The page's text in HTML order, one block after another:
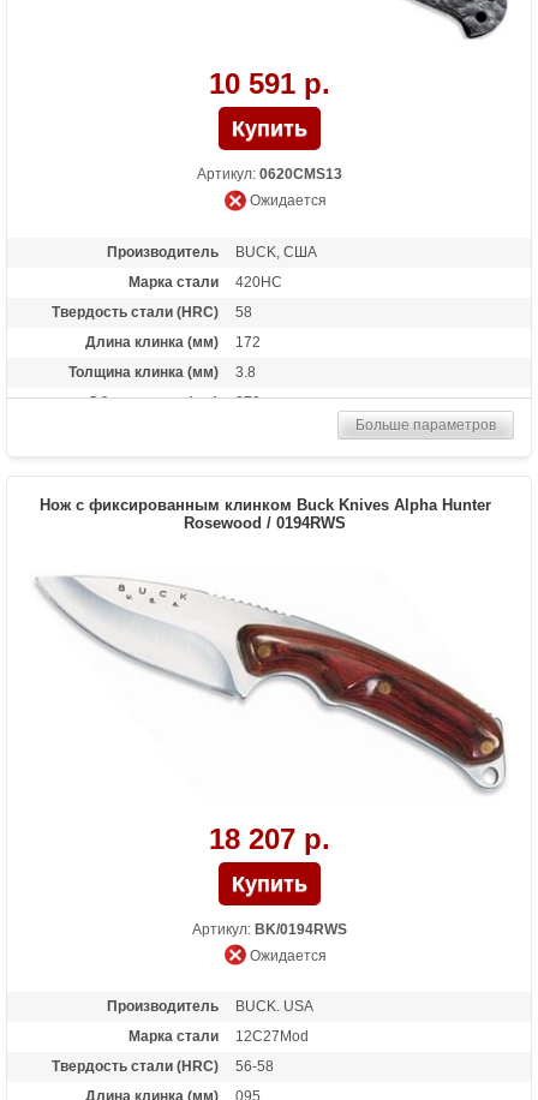
10 591 р.
Артикул: 0620CMS13
Ожидается
Производитель
BUCK, США
Марка стали
420HC
Твердость стали (HRC)
58
Длина клинка (мм)
172
Толщина клинка (мм)
3.8
Общая длина (мм)
279
Вес (гр)
240
Больше параметров
Нож с фиксированным клинком Buck Knives Alpha Hunter
Rosewood / 0194RWS
18 207 р.
Артикул: BK/0194RWS
Ожидается
Производитель
BUCK. USA
Марка стали
12C27Mod
Твердость стали (HRC)
56-58
Длина клинка (мм)
095